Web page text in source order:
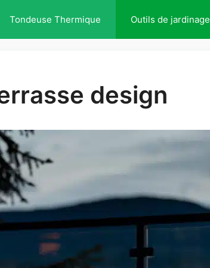
Tondeuse Thermique Outils de jardinage
design